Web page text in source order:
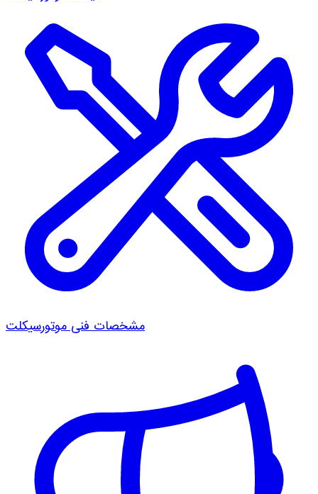
مشخصات فنی موتورسیکلت